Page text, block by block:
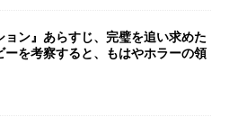
ョン』あらすじ、完璧を追い求めた
ーを考察すると、もはやホラーの領